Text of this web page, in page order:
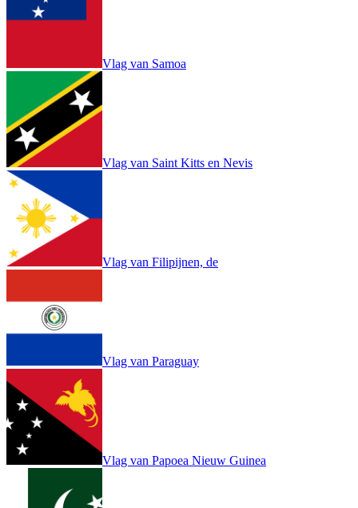
Vlag van Samoa
Vlag van Saint Kitts en Nevis
Vlag van Filipijnen, de
Vlag van Paraguay
Vlag van Papoea Nieuw Guinea